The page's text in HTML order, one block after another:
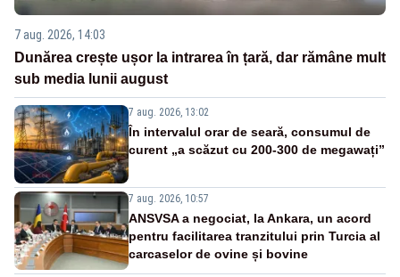
7 aug. 2026, 14:03
Dunărea crește ușor la intrarea în țară, dar rămâne mult
sub media lunii august
7 aug. 2026, 13:02
În intervalul orar de seară, consumul de
curent „a scăzut cu 200-300 de megawați”
7 aug. 2026, 10:57
ANSVSA a negociat, la Ankara, un acord
pentru facilitarea tranzitului prin Turcia al
carcaselor de ovine și bovine